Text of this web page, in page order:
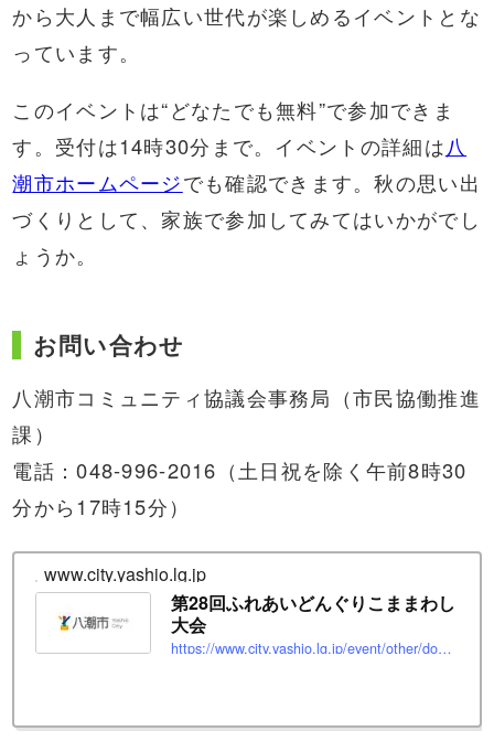
から大人まで幅広い世代が楽しめるイベントとな
っています。
このイベントは“どなたでも無料”で参加できま
す。受付は14時30分まで。イベントの詳細は八
潮市ホームページでも確認できます。秋の思い出
づくりとして、家族で参加してみてはいかがでし
ょうか。
お問い合わせ
八潮市コミュニティ協議会事務局（市民協働推進
課）
電話：048-996-2016（土日祝を除く午前8時30
分から17時15分）
www.city.yashio.lg.jp
第28回ふれあいどんぐりこままわし
大会
https://www.city.yashio.lg.jp/event/other/donguri28.html